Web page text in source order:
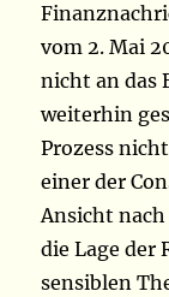
vom 2. Mai
nicht an das
weiterhin
Prozess
einer der
Ansicht nach
die Lage der
sensiblen